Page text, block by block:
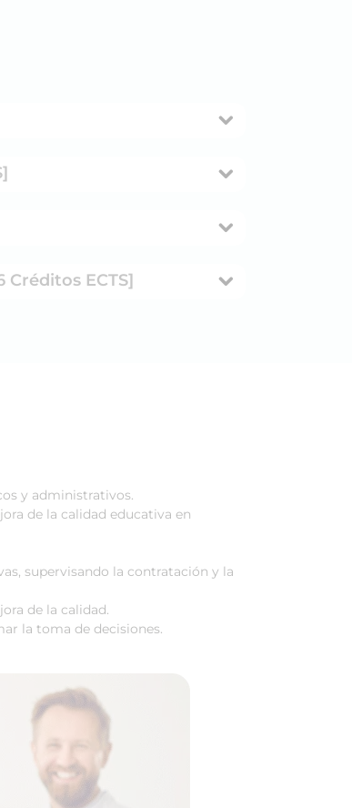
ECTS]
y administrativos.
de la calidad educativa en
supervisando la contratación y la
de la calidad.
la toma de decisiones.